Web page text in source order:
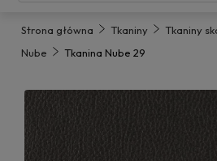
Strona główna Tkaniny Tkaniny
Nube
Tkanina Nube 29